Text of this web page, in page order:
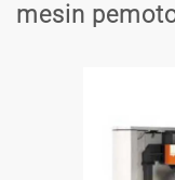
mesin